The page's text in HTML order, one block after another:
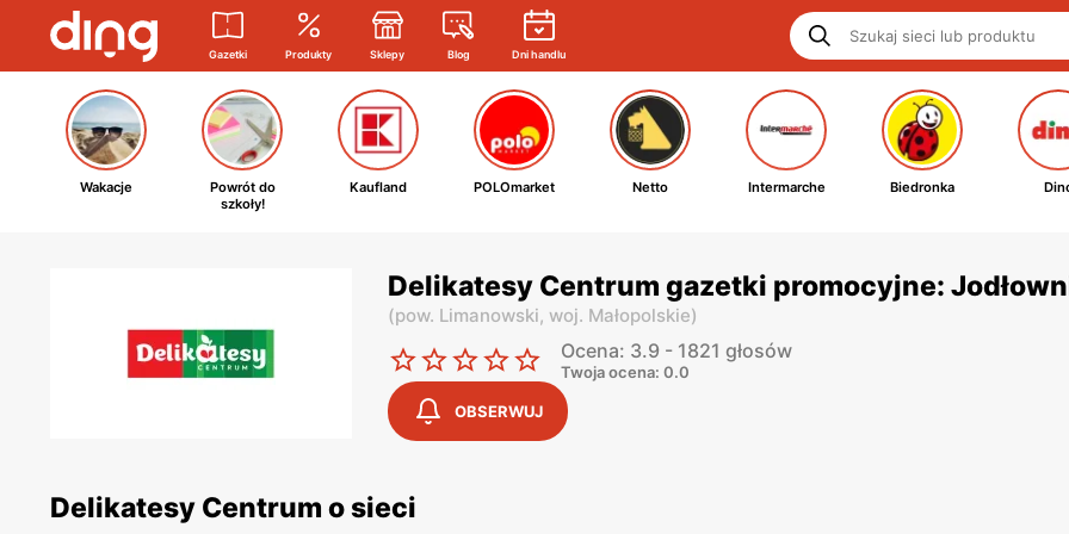
Gazetki Produkty Sklepy Blog Dni handlu
Wakacje
Powrót do
szkoły!
Kaufland POLOmarket Netto Intermarche Biedronka
Delikatesy Centrum gazetki promocyjne:
(pow. Limanowski, woj. Małopolskie)
Ocena: 3.9 - 1821 głosów
Twoja ocena: 0.0
OBSERWUJ
Delikatesy Centrum o sieci